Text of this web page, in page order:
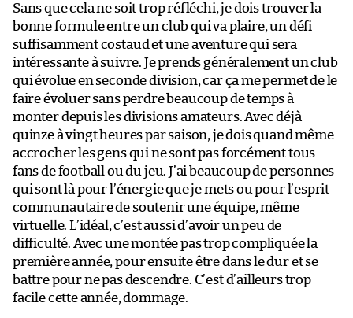
Sans que cela ne soit trop réfléchi, je dois trouver la
bonne formule entre un club qui va plaire, un défi
suffisamment costaud et une aventure qui sera
intéressante à suivre. Je prends généralement un club
qui évolue en seconde division, car ça me permet de le
faire évoluer sans perdre beaucoup de temps à
monter depuis les divisions amateurs. Avec déjà
quinze à vingt heures par saison, je dois quand même
accrocher les gens qui ne sont pas forcément tous
fans de football ou du jeu. J’ai beaucoup de personnes
qui sont là pour l’énergie que je mets ou pour l’esprit
communautaire de soutenir une équipe, même
virtuelle. L’idéal, c’est aussi d’avoir un peu de
difficulté. Avec une montée pas trop compliquée la
première année, pour ensuite être dans le dur et se
battre pour ne pas descendre. C’est d’ailleurs trop
facile cette année, dommage.